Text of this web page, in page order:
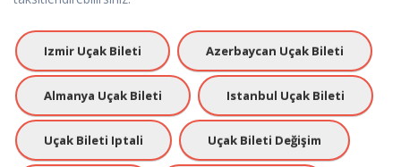
Izmir Uçak Bileti Azerbaycan Uçak Bileti
Almanya Uçak Bileti Istanbul Uçak Bileti
Uçak Bileti Iptali Uçak Bileti Değişim